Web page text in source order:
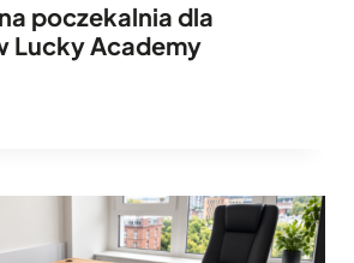
poczekalnia dla
Lucky Academy